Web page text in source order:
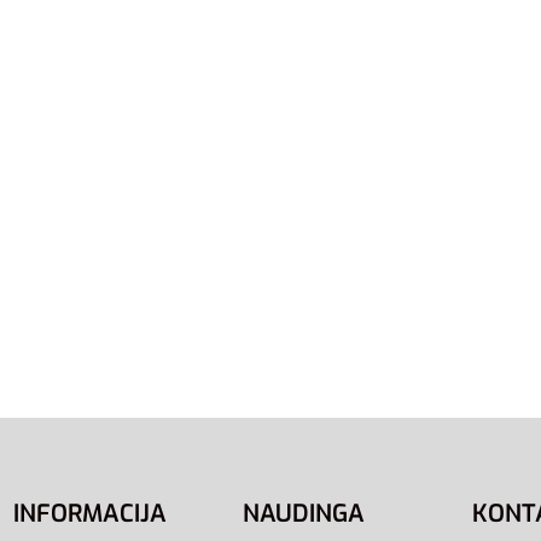
savybes Pasirinkti savybes
INFORMACIJA NAUDINGA